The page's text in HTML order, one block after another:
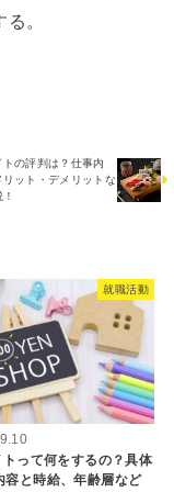
。
トの評判は？仕事内
ット・デメリットな
就職活動
って何をするの？具体
容と時給、年齢層など